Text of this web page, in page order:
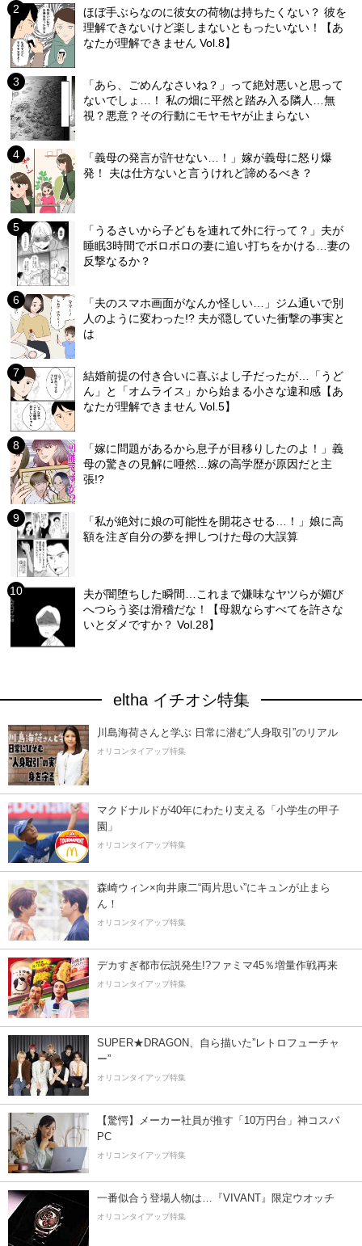
ほぼ手ぶらなのに彼女の荷物は持ちたくない？ 彼を
理解できないけど楽しまないともったいない！【あ
なたが理解できません Vol.8】
「あら、ごめんなさいね？」って絶対悪いと思って
ないでしょ…！ 私の畑に平然と踏み入る隣人…無
視？悪意？その行動にモヤモヤが止まらない
「義母の発言が許せない…！」嫁が義母に怒り爆
発！ 夫は仕方ないと言うけれど諦めるべき？
「うるさいから子どもを連れて外に行って？」夫が
睡眠3時間でボロボロの妻に追い打ちをかける…妻の
反撃なるか？
「夫のスマホ画面がなんか怪しい…」ジム通いで別
人のように変わった!? 夫が隠していた衝撃の事実と
は
結婚前提の付き合いに喜ぶよし子だったが…「うど
ん」と「オムライス」から始まる小さな違和感【あ
なたが理解できません Vol.5】
「嫁に問題があるから息子が目移りしたのよ！」義
母の驚きの見解に唖然…嫁の高学歴が原因だと主
張!?
「私が絶対に娘の可能性を開花させる…！」娘に高
額を注ぎ自分の夢を押しつけた母の大誤算
夫が闇堕ちした瞬間…これまで嫌味なヤツらが媚び
へつらう姿は滑稽だな！【母親ならすべてを許さな
いとダメですか？ Vol.28】
eltha イチオシ特集
川島海荷さんと学ぶ 日常に潜む“人身取引”のリアル
オリコンタイアップ特集
マクドナルドが40年にわたり支える「小学生の甲子
園」
オリコンタイアップ特集
森崎ウィン×向井康二“両片思い”にキュンが止まら
ん！
オリコンタイアップ特集
デカすぎ都市伝説発生!?ファミマ45％増量作戦再来
オリコンタイアップ特集
SUPER★DRAGON、自ら描いた”レトロフューチャ
ー”
オリコンタイアップ特集
【驚愕】メーカー社員が推す「10万円台」神コスパ
PC
オリコンタイアップ特集
一番似合う登場人物は…『VIVANT』限定ウオッチ
オリコンタイアップ特集